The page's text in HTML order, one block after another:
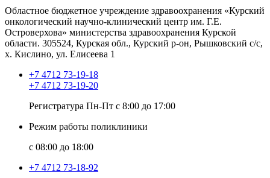
Областное бюджетное учреждение здравоохранения «Курский
онкологический научно-клинический центр им. Г.Е.
Островерхова» министерства здравоохранения Курской
области. 305524, Курская обл., Курский р-он, Рышковский с/с,
х. Кислино, ул. Елисеева 1
+7 4712 73-19-18
+7 4712 73-19-20
Регистратура Пн-Пт с 8:00 до 17:00
Режим работы поликлиники
с 08:00 до 18:00
+7 4712 73-18-92